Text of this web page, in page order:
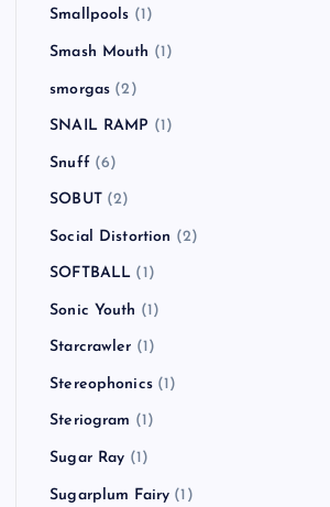
Smallpools (1)
Smash Mouth (1)
smorgas (2)
SNAIL RAMP (1)
Snuff (6)
SOBUT(2)
Social Distortion (2)
SOFTBALL (1)
Sonic Youth (1)
Starcrawler (1)
Stereophonics(1)
Steriogram (1)
Sugar Ray (1)
Sugarplum Fairy (1)